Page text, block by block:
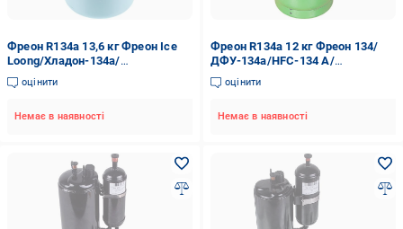
Фреон R134a 13,6 кг Фреон Ice
Loong/Хладон-134а/
ДФУ-134а/HFC-134 А
(00000041173)
оцінити
Немає в наявності
Фреон R134a 12 кг Фреон 134/
ДФУ-134a/HFC-134 А/
Хладон-134a (00000047759)
оцінити
Немає в наявності